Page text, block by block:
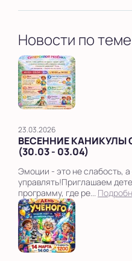
Новости по теме
23.03.2026
ВЕСЕННИЕ
(30.03 - 03.04)
Эмоции - это не слабость,
управлять!Приглашаем
программу, где ре...